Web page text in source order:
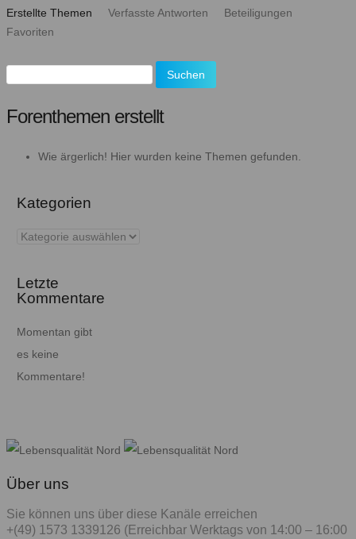
Erstellte Themen Verfasste Antworten
Beteiligungen
Favoriten
Forenthemen erstellt
Wie ärgerlich! Hier wurden keine Themen gefunden.
Kategorien
Kategorien
Letzte
Kommentare
Momentan gibt
es keine
Kommentare!
Über uns
Sie können uns über diese Kanäle erreichen
+(49) 1573 1339126 (Erreichbar Werktags von 14:00 – 16:00